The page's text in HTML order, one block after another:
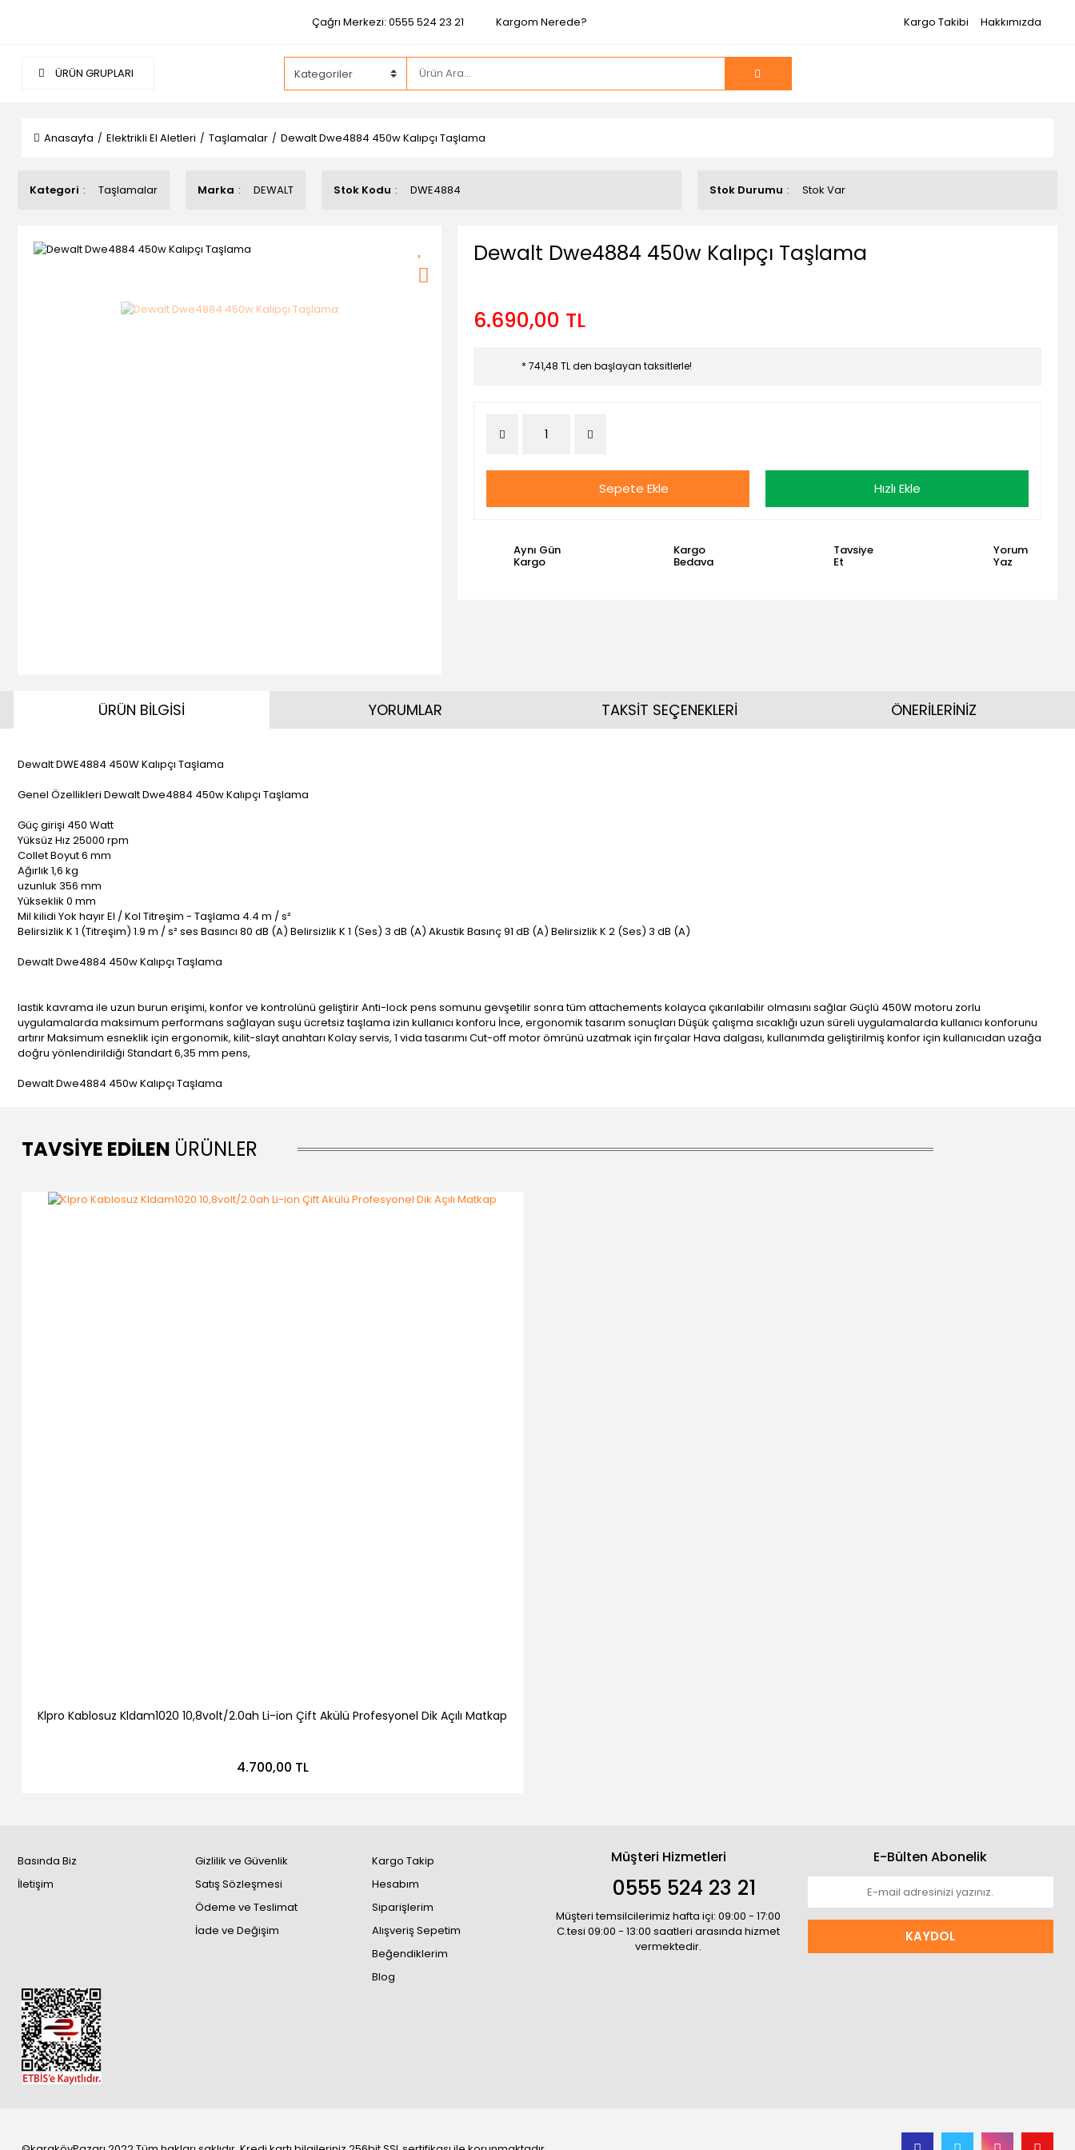
Çağrı Merkezi: 0555 524 23 21 Kargom Nerede? Kargo Takibi Hakkımızda
ÜRÜN GRUPLARI
Anasayfa Elektrikli El Aletleri Taşlamalar Dewalt Dwe4884 450w Kalıpçı Taşlama
Kategori Taşlamalar Marka DEWALT Stok Kodu DWE4884 Stok Durumu Stok Var
Dewalt Dwe4884 450w Kalıpçı Taşlama
6.690,00 TL
* 741,48 TL den başlayan taksitlerle!
Sepete Ekle Hızlı Ekle
Aynı Gün
Kargo
Kargo
Bedava
Tavsiye
Et
Yorum
Yaz
ÜRÜN BİLGİSİ
Dewalt DWE4884 450W Kalıpçı Taşlama
Genel Özellikleri Dewalt Dwe4884 450w Kalıpçı Taşlama
Güç girişi 450 Watt
Yüksüz Hız 25000 rpm
Collet Boyut 6 mm
Ağırlık 1,6 kg
uzunluk 356 mm
Yükseklik 0 mm
Mil kilidi Yok hayır El / Kol Titreşim - Taşlama 4.4 m / s²
Belirsizlik K 1 (Titreşim) 1.9 m / s² ses Basıncı 80 dB (A) Belirsizlik K 1 (Ses) 3 dB (A) Akustik Basınç 91 dB (A) Belirsizlik K 2 (Ses) 3 dB (A)
Dewalt Dwe4884 450w Kalıpçı Taşlama
lastik kavrama ile uzun burun erişimi, konfor ve kontrolünü geliştirir Anti-lock pens somunu gevşetilir sonra tüm attachements kolayca çıkarılabilir olmasını sağlar Güçlü 450W motoru zorlu
uygulamalarda maksimum performans sağlayan suşu ücretsiz taşlama izin kullanıcı konforu İnce, ergonomik tasarım sonuçları Düşük çalışma sıcaklığı uzun süreli uygulamalarda kullanıcı konforunu
artırır Maksimum esneklik için ergonomik, kilit-slayt anahtarı Kolay servis, 1 vida tasarımı Cut-off motor ömrünü uzatmak için fırçalar Hava dalgası, kullanımda geliştirilmiş konfor için kullanıcıdan uzağa
doğru yönlendirildiği Standart 6,35 mm pens,
Dewalt Dwe4884 450w Kalıpçı Taşlama
YORUMLAR TAKSİT SEÇENEKLERİ ÖNERİLERİNİZ
TAVSİYE EDİLEN ÜRÜNLER
Klpro Kablosuz Kldam1020 10,8volt/2.0ah Li-ion Çift Akülü Profesyonel Dik Açılı Matkap
4.700,00 TL
Basında Biz
İletişim
Gizlilik ve Güvenlik
Satış Sözleşmesi
Ödeme ve Teslimat
İade ve Değişim
Kargo Takip
Hesabım
Siparişlerim
Alışveriş Sepetim
Beğendiklerim
Blog
Müşteri Hizmetleri
0555 524 23 21
Müşteri temsilcilerimiz hafta içi: 09:00 - 17:00
C.tesi 09:00 - 13:00 saatleri arasında hizmet
vermektedir.
E-Bülten Abonelik
KAYDOL